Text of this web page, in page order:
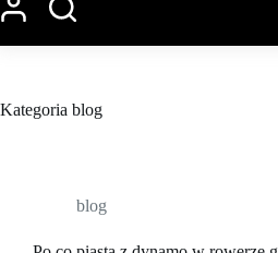
Kategoria blog
blog